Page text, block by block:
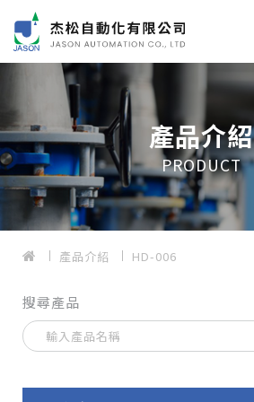
產品介紹
PRODUCT
產品介紹 HD-006
搜尋產品